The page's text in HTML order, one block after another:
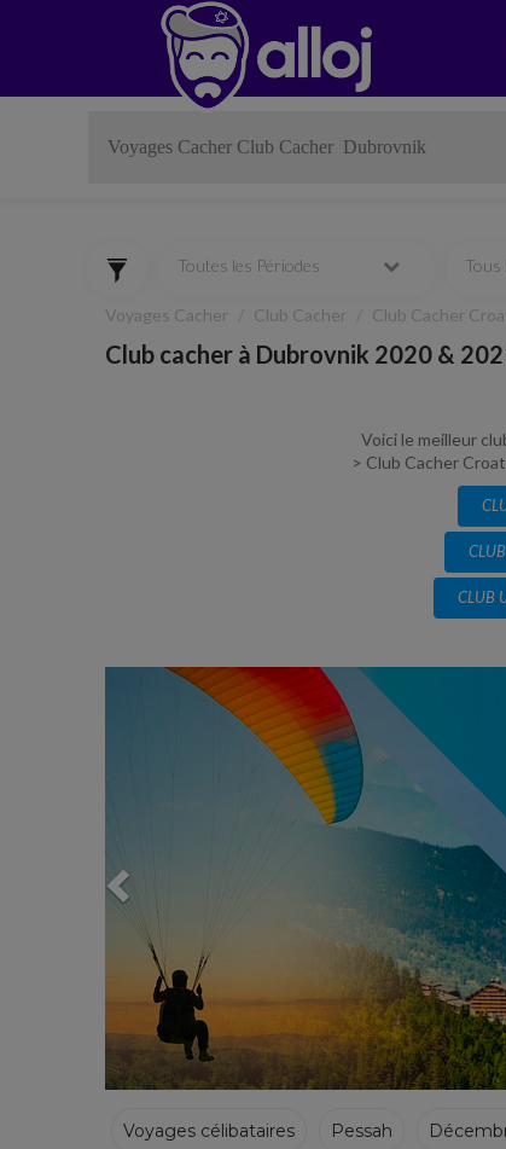
Toutes les Périodes Tous
Voyages Cacher Club Cacher Club Cacher
Club cacher à Dubrovnik 2020 &
Voici le meilleur
> Club Cacher
CLUB
CLUB
Previous
Voyages célibataires Pessah